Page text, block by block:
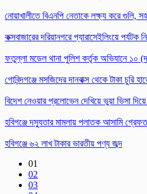
নোয়াখালীতে বিএনপি নেতাকে লক্ষ্য করে গুলি,
কক্সবাজারের দরিয়ানগরে প্যারাসেইলিংয়ে
ফতুল্লা মডেল থানা পুলিশ কর্তৃক অভিযানে ১০
গোবিন্দগঞ্জে মসজিদের দানবাক্স থেকে টাকা চুরি
বিদেশ নেওয়ার প্রলোভেন দেখিয়ে ভুয়া ভিসা
হবিগঞ্জে দস্যুতার মামলায় পলাতক আসামি
হবিগঞ্জে ৬২ লাখ টাকার ভারতীয় পণ্য জব্দ
01
02
03